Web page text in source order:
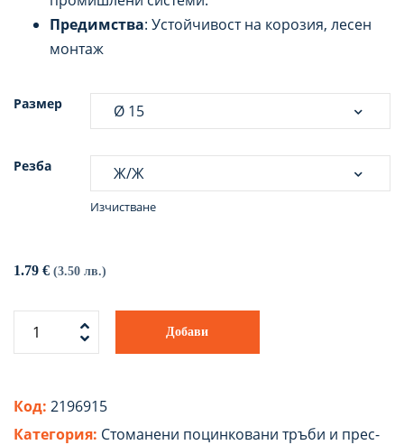
Предимства: Устойчивост на корозия, лесен
монтаж
Размер
Резба
Изчистване
1.79 € (3.50 лв.)
Добави
Код: 2196915
Категория: Стоманени поцинковани тръби и прес-